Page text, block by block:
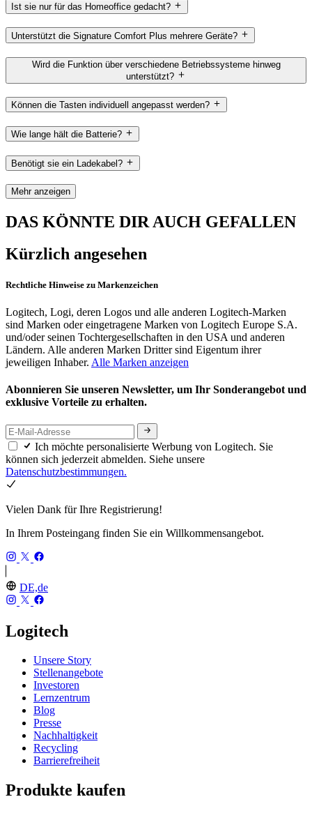
Ist sie nur für das Homeoffice gedacht?
Unterstützt die Signature Comfort Plus mehrere Geräte?
Wird die Funktion über verschiedene Betriebssysteme hinweg
unterstützt?
Können die Tasten individuell angepasst werden?
Wie lange hält die Batterie?
Benötigt sie ein Ladekabel?
Mehr anzeigen
DAS KÖNNTE DIR AUCH GEFALLEN
Kürzlich angesehen
Rechtliche Hinweise zu Markenzeichen
Logitech, Logi, deren Logos und alle anderen Logitech-Marken
sind Marken oder eingetragene Marken von Logitech Europe S.A.
und/oder seinen Tochtergesellschaften in den USA und anderen
Ländern. Alle anderen Marken Dritter sind Eigentum ihrer
jeweiligen Inhaber. Alle Marken anzeigen
Abonnieren Sie unseren Newsletter, um Ihr Sonderangebot und
exklusive Vorteile zu erhalten.
Ich möchte personalisierte Werbung von Logitech. Sie
können sich jederzeit abmelden. Siehe unsere
Datenschutzbestimmungen.
Vielen Dank für Ihre Registrierung!
In Ihrem Posteingang finden Sie ein Willkommensangebot.
DE,de
Logitech
Unsere Story
Stellenangebote
Investoren
Lernzentrum
Blog
Presse
Nachhaltigkeit
Recycling
Barrierefreiheit
Produkte kaufen